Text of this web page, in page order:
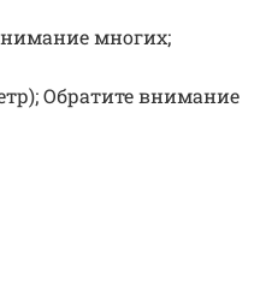
многих;
Обратите внимание